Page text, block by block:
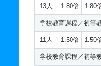
13人 1.80倍 1.80
学校教育課程／初
11人 1.50倍 1.50
学校教育課程／初